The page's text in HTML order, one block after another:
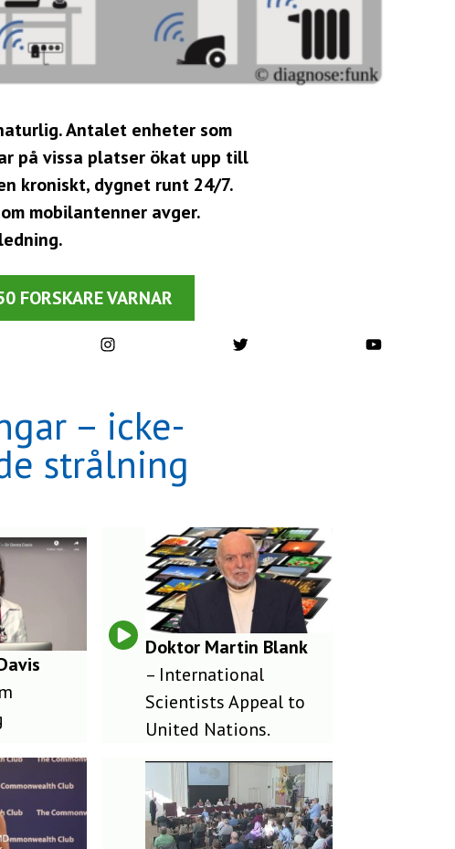
Antalet enheter som
på vissa platser ökat upp till
kroniskt, dygnet runt 24/7.
mobilantenner avger.
FORSKARE VARNAR
Instagram Twitter YouTube
– icke-
strålning
Doktor Martin Blank
– International
Scientists Appeal to
United Nations.